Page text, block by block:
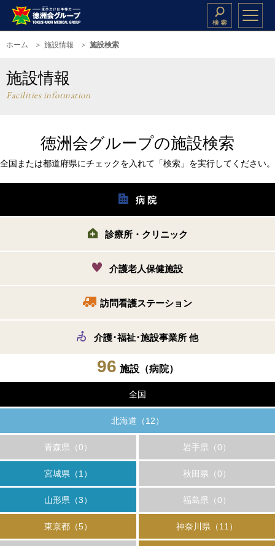
ホーム 施設情報 施設検索
施設情報
Facilities information
徳洲会グループの施設検索
全国または都道府県にチェックを入れて「検索」を実行してください。
病 院
診療所・クリニック
介護老人保健施設
訪問看護ステーション
介護･福祉･施設事業所 他
96 施設（病院）
全国
北海道（12）
青森県（0） 岩手県（0）
宮城県（1） 秋田県（0）
山形県（3） 福島県（0）
東京都（5） 神奈川県（11）